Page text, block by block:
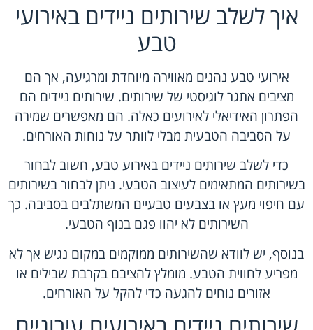
איך לשלב שירותים ניידים באירועי
טבע
אירועי טבע נהנים מאווירה מיוחדת ומרגיעה, אך הם
מציבים אתגר לוגיסטי של שירותים. שירותים ניידים הם
הפתרון האידיאלי לאירועים כאלה. הם מאפשרים שמירה
על הסביבה הטבעית מבלי לוותר על נוחות האורחים.
כדי לשלב שירותים ניידים באירוע טבע, חשוב לבחור
בשירותים המתאימים לעיצוב הטבעי. ניתן לבחור בשירותים
עם חיפוי מעץ או בצבעים טבעיים המשתלבים בסביבה. כך
השירותים לא יהוו פגם בנוף הטבעי.
בנוסף, יש לוודא שהשירותים ממוקמים במקום נגיש אך לא
מפריע לחווית הטבע. מומלץ להציבם בקרבת שבילים או
אזורים נוחים להגעה כדי להקל על האורחים.